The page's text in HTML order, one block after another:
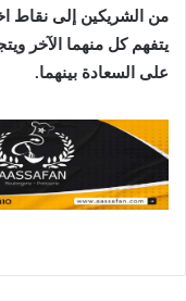
من الشريكين إلى نقاط
يتفهم كل منهما الآخر
على السعادة بينهما.